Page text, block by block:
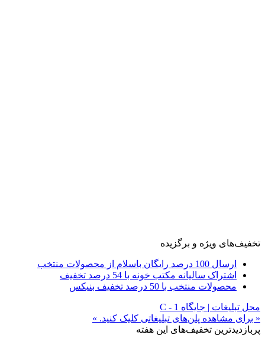
تخفیف‌های ویژه و برگزیده
ارسال 100 درصد رایگان باسلام از محصولات منتخب
اشتراک سالیانه مکتب خونه با 54 درصد تخفیف
محصولات منتخب با 50 درصد تخفیف بنیکس
محل تبلیغات | جایگاه C - 1
« برای مشاهده پلن‌های تبلیغاتی کلیک کنید. »
پربازدیدترین تخفیف‌های این هفته